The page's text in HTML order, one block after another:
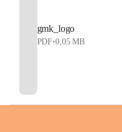
gmk_logo
PDF•0,05 MB